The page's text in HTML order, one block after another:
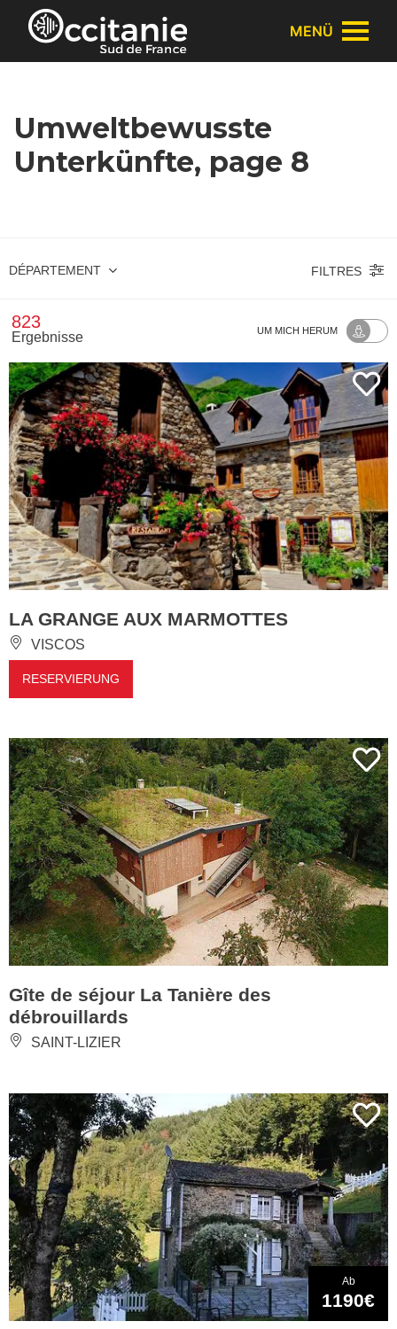
Cookie-Einstellungen
MENÜ
Umweltbewusste
Unterkünfte, page 8
DÉPARTEMENT FILTRES
823
Ergebnisse UM MICH HERUM
LA GRANGE AUX MARMOTTES
VISCOS
RESERVIERUNG
Gîte de séjour La Tanière des
débrouillards
SAINT-LIZIER
Ab
1190€